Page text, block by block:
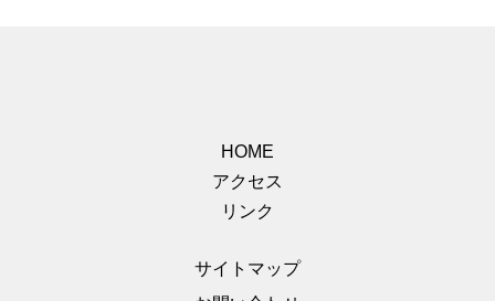
HOME
アクセス
リンク
サイトマップ